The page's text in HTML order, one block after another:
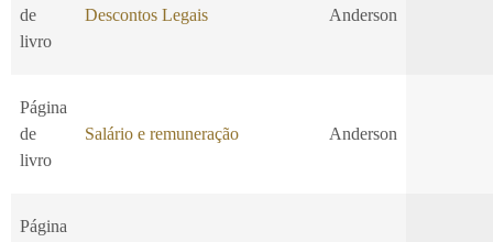
de
livro
Descontos Legais Anderson
Página
de
livro
Salário e remuneração Anderson
Página